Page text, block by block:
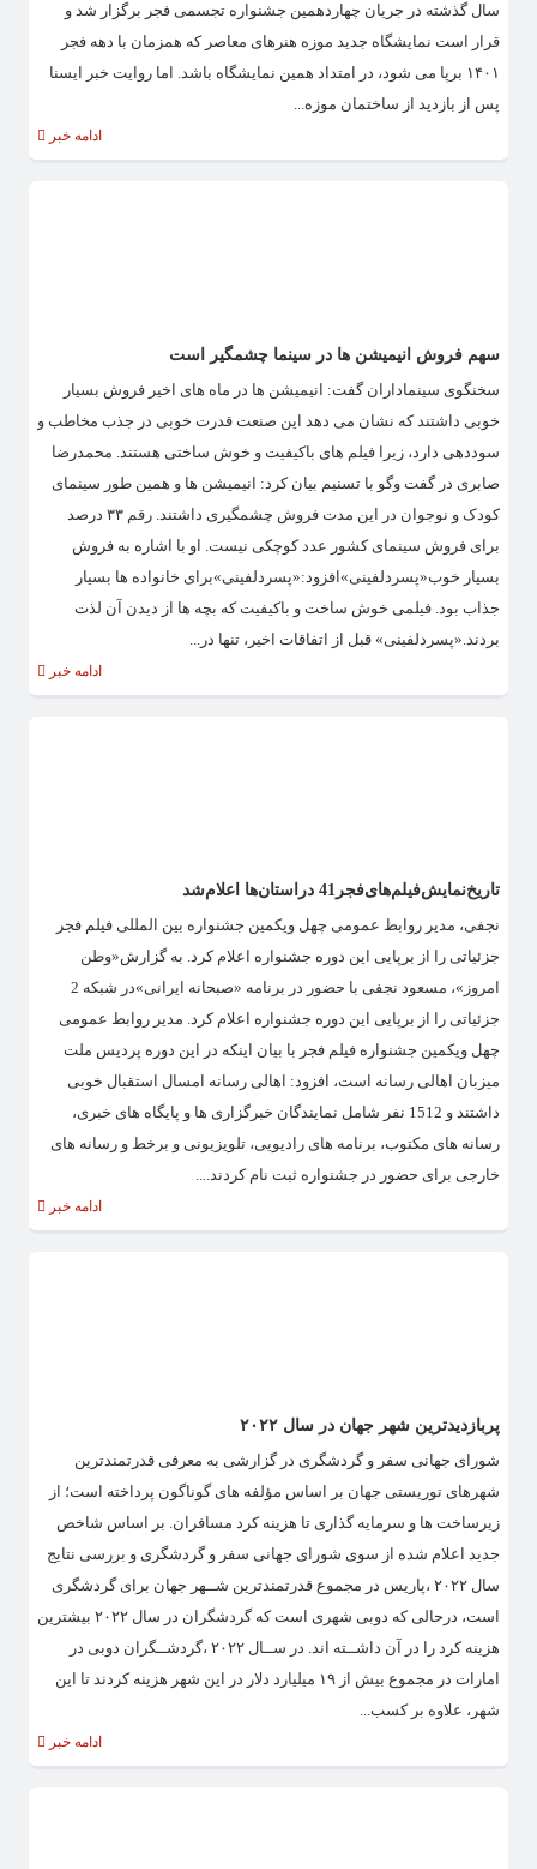
سال گذشته در جریان چهاردهمین جشنواره تجسمی فجر برگزار شد و
قرار است نمایشگاه جدید موزه هنرهای معاصر که همزمان با دهه فجر
۱۴۰۱ برپا می شود، در امتداد همین نمایشگاه باشد. اما روایت خبر ایسنا
پس از بازدید از ساختمان موزه...
ادامه خبر
سهم فروش انیمیشن ها در سینما چشمگیر است
سخنگوی سینماداران گفت: انیمیشن ها در ماه های اخیر فروش بسیار
خوبی داشتند که نشان می دهد این صنعت قدرت خوبی در جذب مخاطب و
سوددهی دارد، زیرا فیلم های باکیفیت و خوش ساختی هستند. محمدرضا
صابری در گفت وگو با تسنیم بیان کرد: انیمیشن ها و همین طور سینمای
کودک و نوجوان در این مدت فروش چشمگیری داشتند. رقم ۳۳ درصد
برای فروش سینمای کشور عدد کوچکی نیست. او با اشاره به فروش
بسیار خوب«پسردلفینی»افزود:«پسردلفینی»برای خانواده ها بسیار
جذاب بود. فیلمی خوش ساخت و باکیفیت که بچه ها از دیدن آن لذت
بردند.«پسردلفینی» قبل از اتفاقات اخیر، تنها در...
ادامه خبر
تاریخ‌نمایش‌فیلم‌های‌فجر‌41 در‌استان‌ها‌ اعلام‌شد
نجفی، مدیر روابط عمومی چهل ویکمین جشنواره بین المللی فیلم فجر
جزئیاتی را از برپایی این دوره جشنواره اعلام کرد. به گزارش«وطن
امروز»، مسعود نجفی با حضور در برنامه «صبحانه ایرانی»در شبکه 2
جزئیاتی را از برپایی این دوره جشنواره اعلام کرد. مدیر روابط عمومی
چهل ویکمین جشنواره فیلم فجر با بیان اینکه در این دوره پردیس ملت
میزبان اهالی رسانه است، افزود: اهالی رسانه امسال استقبال خوبی
داشتند و 1512 نفر شامل نمایندگان خبرگزاری ها و پایگاه های خبری،
رسانه های مکتوب، برنامه های رادیویی، تلویزیونی و برخط و رسانه های
خارجی برای حضور در جشنواره ثبت نام کردند....
ادامه خبر
پربازدیدترین شهر جهان در سال ۲۰۲۲
شورای جهانی سفر و گردشگری در گزارشی به معرفی قدرتمندترین
شهرهای توریستی جهان بر اساس مؤلفه های گوناگون پرداخته است؛ از
زیرساخت ها و سرمایه گذاری تا هزینه کرد مسافران. بر اساس شاخص
جدید اعلام شده از سوی شورای جهانی سفر و گردشگری و بررسی نتایج
سال ۲۰۲۲ ،پاریس در مجموع قدرتمندترین شــهر جهان برای گردشگری
است، درحالی که دوبی شهری است که گردشگران در سال ۲۰۲۲ بیشترین
هزینه کرد را در آن داشــته اند. در ســال ۲۰۲۲ ،گردشــگران دوبی در
امارات در مجموع بیش از ۱۹ میلیارد دلار در این شهر هزینه کردند تا این
شهر، علاوه بر کسب...
ادامه خبر